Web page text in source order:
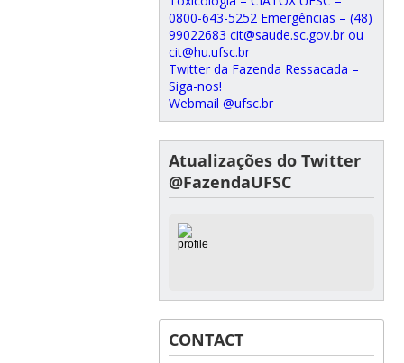
0800-643-5252 Emergências – (48)
99022683 cit@saude.sc.gov.br ou
cit@hu.ufsc.br
Twitter da Fazenda Ressacada –
Siga-nos!
Webmail @ufsc.br
Atualizações do Twitter
@FazendaUFSC
CONTACT